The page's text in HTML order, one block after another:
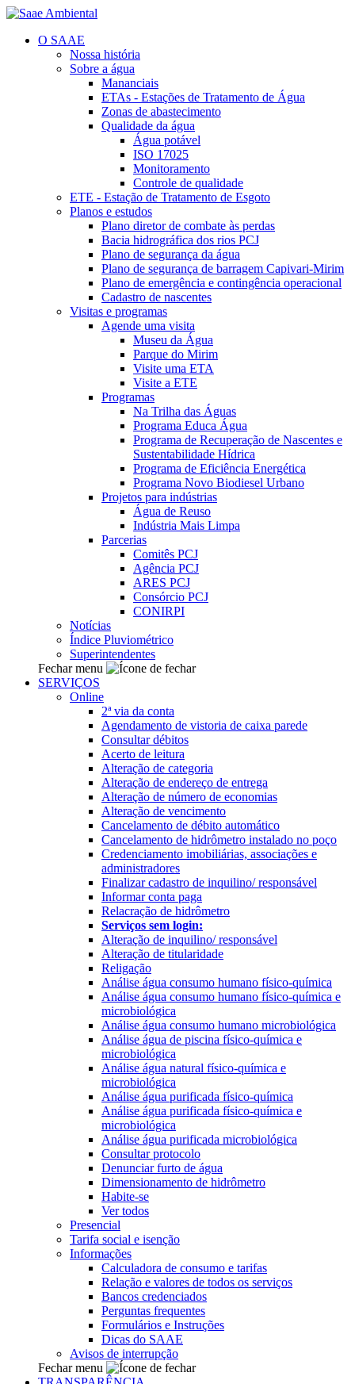
O SAAE
Nossa história
Sobre a água
Mananciais
ETAs - Estações de Tratamento de Água
Zonas de abastecimento
Qualidade da água
Água potável
ISO 17025
Monitoramento
Controle de qualidade
ETE - Estação de Tratamento de Esgoto
Planos e estudos
Plano diretor de combate às perdas
Bacia hidrográfica dos rios PCJ
Plano de segurança da água
Plano de segurança de barragem Capivari-Mirim
Plano de emergência e contingência operacional
Cadastro de nascentes
Visitas e programas
Agende uma visita
Museu da Água
Parque do Mirim
Visite uma ETA
Visite a ETE
Programas
Na Trilha das Águas
Programa Educa Água
Programa de Recuperação de Nascentes e
Sustentabilidade Hídrica
Programa de Eficiência Energética
Programa Novo Biodiesel Urbano
Projetos para indústrias
Água de Reuso
Indústria Mais Limpa
Parcerias
Comitês PCJ
Agência PCJ
ARES PCJ
Consórcio PCJ
CONIRPI
Notícias
Índice Pluviométrico
Superintendentes
Fechar menu
SERVIÇOS
Online
2ª via da conta
Agendamento de vistoria de caixa parede
Consultar débitos
Acerto de leitura
Alteração de categoria
Alteração de endereço de entrega
Alteração de número de economias
Alteração de vencimento
Cancelamento de débito automático
Cancelamento de hidrômetro instalado no poço
Credenciamento imobiliárias, associações e
administradores
Finalizar cadastro de inquilino/ responsável
Informar conta paga
Relacração de hidrômetro
Serviços sem login:
Alteração de inquilino/ responsável
Alteração de titularidade
Religação
Análise água consumo humano físico-química
Análise água consumo humano físico-química e
microbiológica
Análise água consumo humano microbiológica
Análise água de piscina físico-química e
microbiológica
Análise água natural físico-química e
microbiológica
Análise água purificada físico-química
Análise água purificada físico-química e
microbiológica
Análise água purificada microbiológica
Consultar protocolo
Denunciar furto de água
Dimensionamento de hidrômetro
Habite-se
Ver todos
Presencial
Tarifa social e isenção
Informações
Calculadora de consumo e tarifas
Relação e valores de todos os serviços
Bancos credenciados
Perguntas frequentes
Formulários e Instruções
Dicas do SAAE
Avisos de interrupção
Fechar menu